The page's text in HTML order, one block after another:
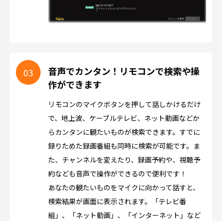
音声でカンタン！リモコンで検索や操
作ができます
リモコンのマイクボタンを押して話しかけるだけ
で、地上波、ケーブルテレビ、ネット動画などか
らカンタンに観たいものが検索できます。すでに
録りためた録画番組も同時に検索が可能です。ま
た、チャンネルを変えたり、録画予約や、視聴予
約なども音声で操作ができるので便利です！
あなたの観たいものをマイクに向かって話すと、
検索結果が画面に表示されます。「テレビ番
組」、「ネット動画」、「インターネット」など